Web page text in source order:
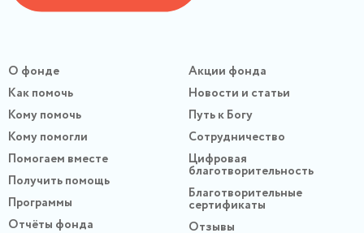
О фонде
Как помочь
Кому помочь
Кому помогли
Помогаем вместе
Получить помощь
Программы
Отчёты фонда
Акции фонда
Новости и статьи
Путь к Богу
Сотрудничество
Цифровая
благотворительность
Благотворительные
сертификаты
Отзывы